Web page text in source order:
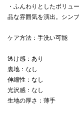
・ふんわりとしたボリュ
品な雰囲気を演出。シン
ケア方法：手洗い可能
透け感：あり
裏地：なし
伸縮性：なし
光沢感：なし
生地の厚さ：薄手